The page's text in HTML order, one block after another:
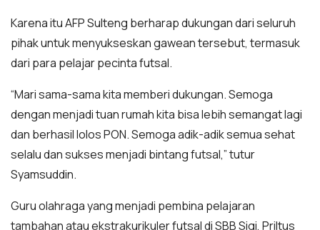
Karena itu AFP Sulteng berharap dukungan dari seluruh
pihak untuk menyukseskan gawean tersebut, termasuk
dari para pelajar pecinta futsal.
“Mari sama-sama kita memberi dukungan. Semoga
dengan menjadi tuan rumah kita bisa lebih semangat lagi
dan berhasil lolos PON. Semoga adik-adik semua sehat
selalu dan sukses menjadi bintang futsal,” tutur
Syamsuddin.
Guru olahraga yang menjadi pembina pelajaran
tambahan atau ekstrakurikuler futsal di SBB Sigi, Priltus